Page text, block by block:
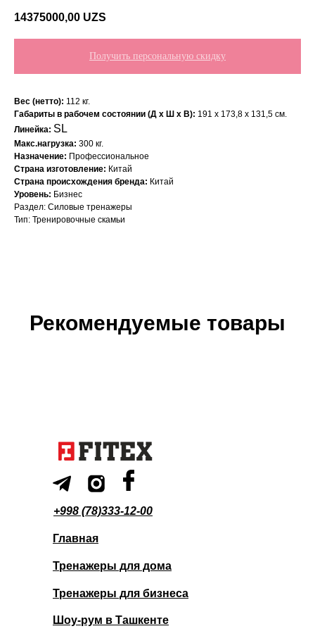
14375000,00 UZS
Получить персональную скидку
Вес (нетто): 112 кг.
Габариты в рабочем состоянии (Д х Ш х В): 191 x 173,8 x 131,5 см.
Линейка: SL
Макс.нагрузка: 300 кг.
Назначение: Профессиональное
Страна изготовление: Китай
Страна происхождения бренда: Китай
Уровень: Бизнес
Раздел: Силовые тренажеры
Тип: Тренировочные скамьи
Рекомендуемые товары
+998 (78)333-12-00
Главная
Тренажеры для дома
Тренажеры для бизнеса
Шоу-рум в Ташкенте